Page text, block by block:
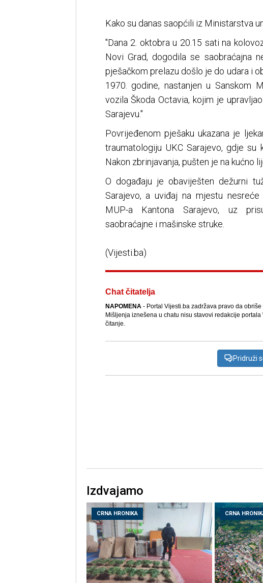
Kako su danas saopćili iz Ministarstva
"Dana 2. oktobra u 20.15 sati na
Novi Grad, dogodila se saobraćajna
pješačkom prelazu došlo je do udara i
1970. godine, nastanjen u Sanskom
vozila Škoda Octavia, kojim je
Sarajevu."
Povrijeđenom pješaku ukazana je
traumatologiju UKC Sarajevo, gdje
Nakon zbrinjavanja, pušten je na kućno
O događaju je obaviješten dežurni
Sarajevo, a uviđaj na mjestu
MUP-a Kantona Sarajevo, uz
saobraćajne i mašinske struke.
(Vijesti.ba)
Chat čitatelja
NAPOMENA- Portal Vijesti.ba zadržava pravo da
Mišljenja iznešena u chatu nisu stavovi redakcije
čitanje.
Pridruži
Izdvajamo
CRNA HRONIKA CRNA